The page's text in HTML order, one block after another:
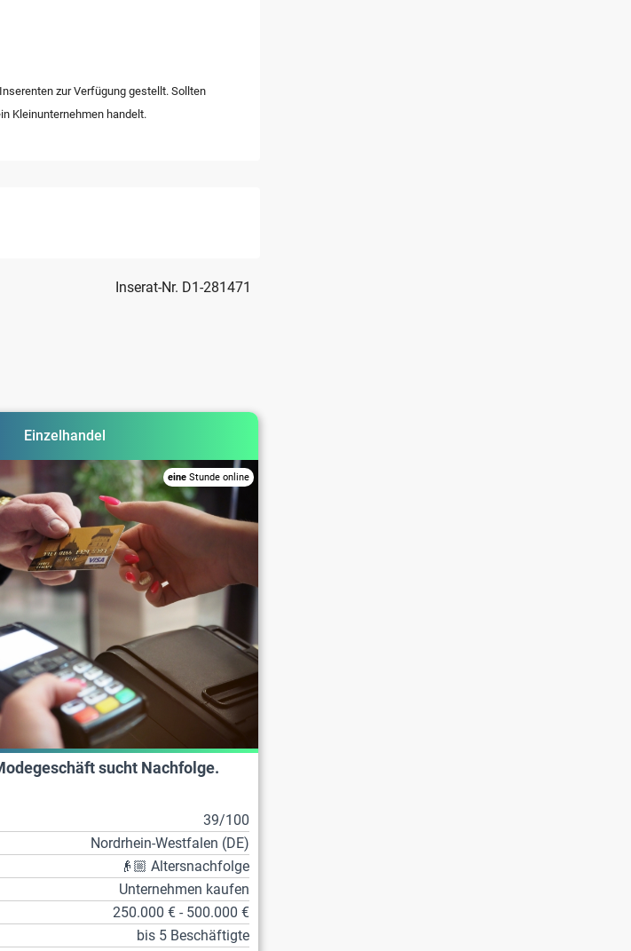
zur Verfügung gestellt. Sollten
Kleinunternehmen handelt.
Inserat-Nr. D1-281471
Einzelhandel
eineStunde online
sucht Nachfolge.
39/100
Nordrhein-Westfalen (DE)
👴🏼 Altersnachfolge
Unternehmen kaufen
250.000 € - 500.000 €
bis 5 Beschäftigte